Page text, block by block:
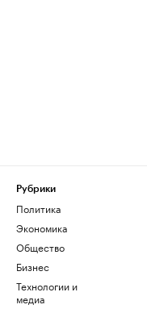
Рубрики
Политика
Экономика
Общество
Бизнес
Технологии и
медиа